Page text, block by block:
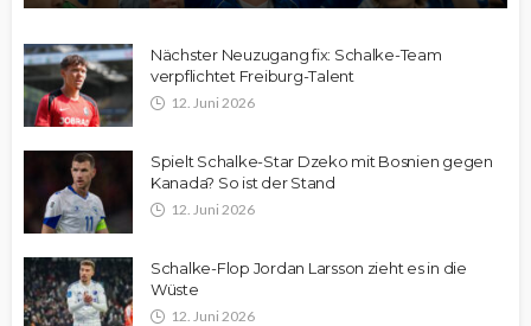
Nächster Neuzugang fix: Schalke-Team
verpflichtet Freiburg-Talent
12. Juni 2026
Spielt Schalke-Star Dzeko mit Bosnien gegen
Kanada? So ist der Stand
12. Juni 2026
Schalke-Flop Jordan Larsson zieht es in die
Wüste
12. Juni 2026